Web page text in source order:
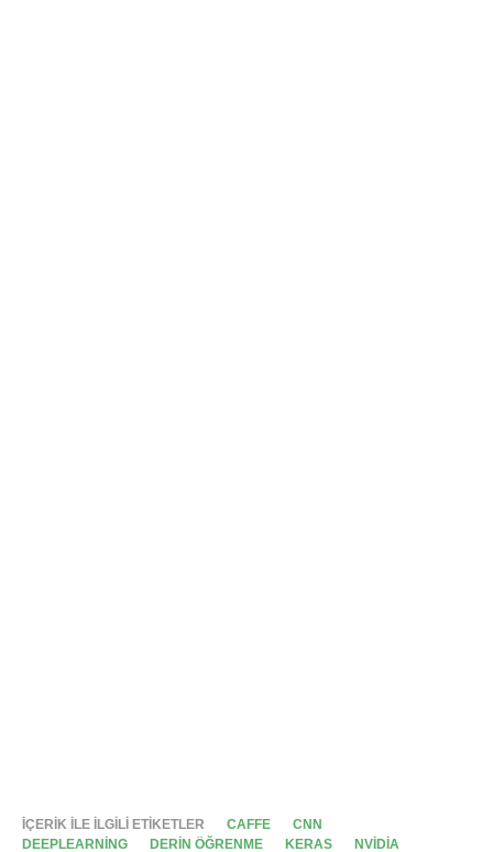
İÇERIK ILE ILGILI ETIKETLER CAFFE
CNN
DEEPLEARNING
DERIN ÖĞRENME KERAS NVIDIA